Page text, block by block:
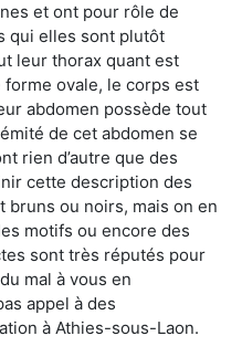
et ont pour rôle de
qui elles sont plutôt
leur thorax quant est
ovale, le corps est
abdomen possède tout
de cet abdomen se
rien d’autre que des
cette description des
bruns ou noirs, mais on en
motifs ou encore des
sont très réputés pour
mal à vous en
appel à des
à Athies-sous-Laon.